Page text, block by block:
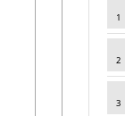
1
2
3